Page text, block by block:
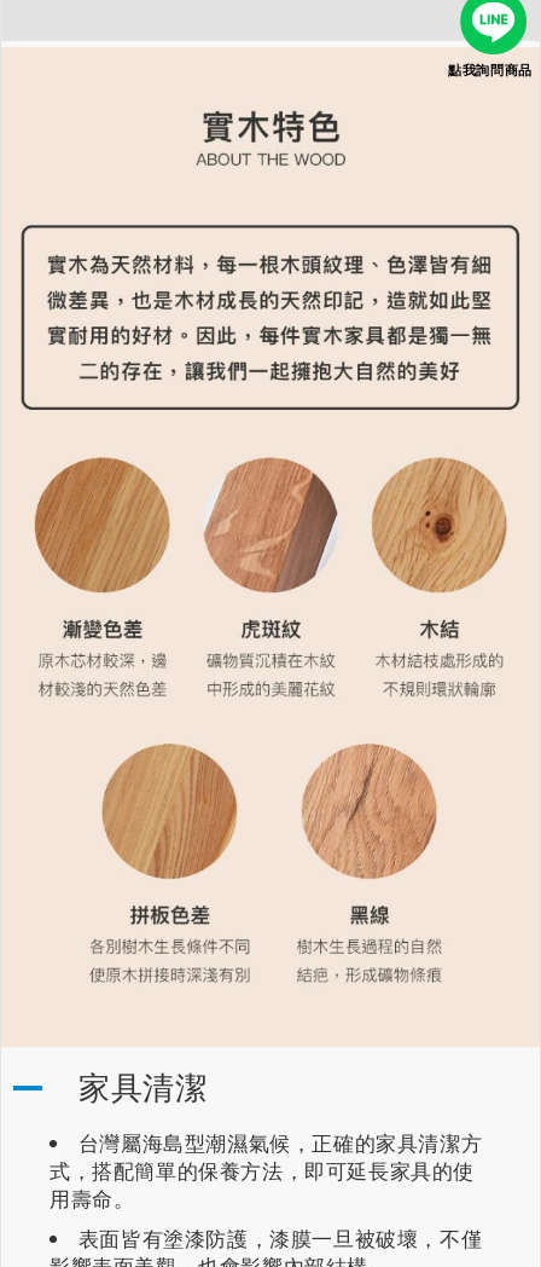
家具清潔
台灣屬海島型潮濕氣候，正確的家具清潔方
式，搭配簡單的保養方法，即可延長家具的使
用壽命。
表面皆有塗漆防護，漆膜一旦被破壞，不僅
點我詢問商品